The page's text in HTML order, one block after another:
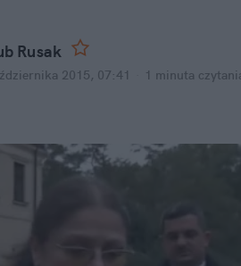
Rusak
2015, 07:41 1 minuta